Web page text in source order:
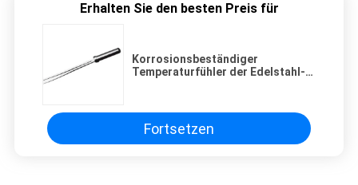
Erhalten Sie den besten Preis für
Korrosionsbeständiger
Temperaturfühler der Edelstahl-
Fortsetzen